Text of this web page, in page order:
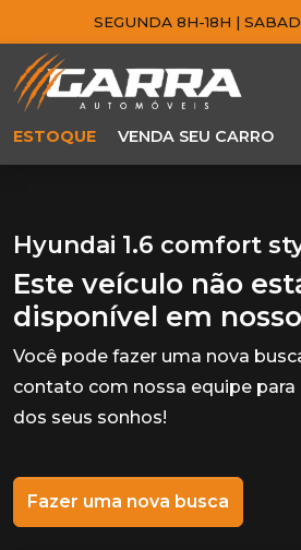
SEGUNDA 8H-18H |
ESTOQUE VENDA SEU CARRO
Hyundai 1.6 comfort
Este veículo não
disponível em
Você pode fazer uma nova
contato com nossa equipe para
dos seus sonhos!
Fazer uma nova busca